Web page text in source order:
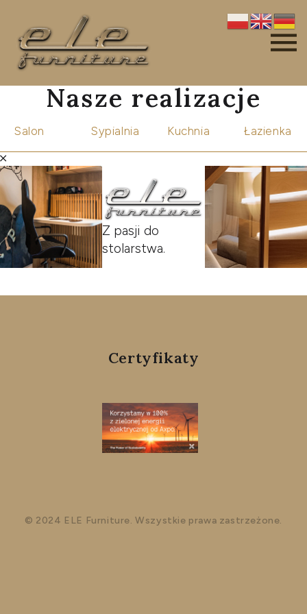
Nasze realizacje
Salon Sypialnia Kuchnia Łazienka
Z pasji do
stolarstwa.
Certyfikaty
© 2024 ELE Furniture. Wszystkie prawa zastrzeżone.